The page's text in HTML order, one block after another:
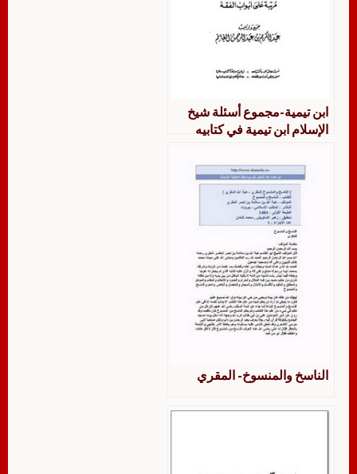
ابن تيمية-مجموع أسئلة شيخ
الإسلام ابن تيمية في كتابيه
الكبرى المصرية مرتبا على
أبواب الفقه
الناسخ والمنسوخ- المقري